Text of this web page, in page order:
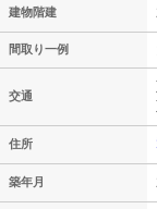
建物階建
間取り一例
交通
住所
築年月